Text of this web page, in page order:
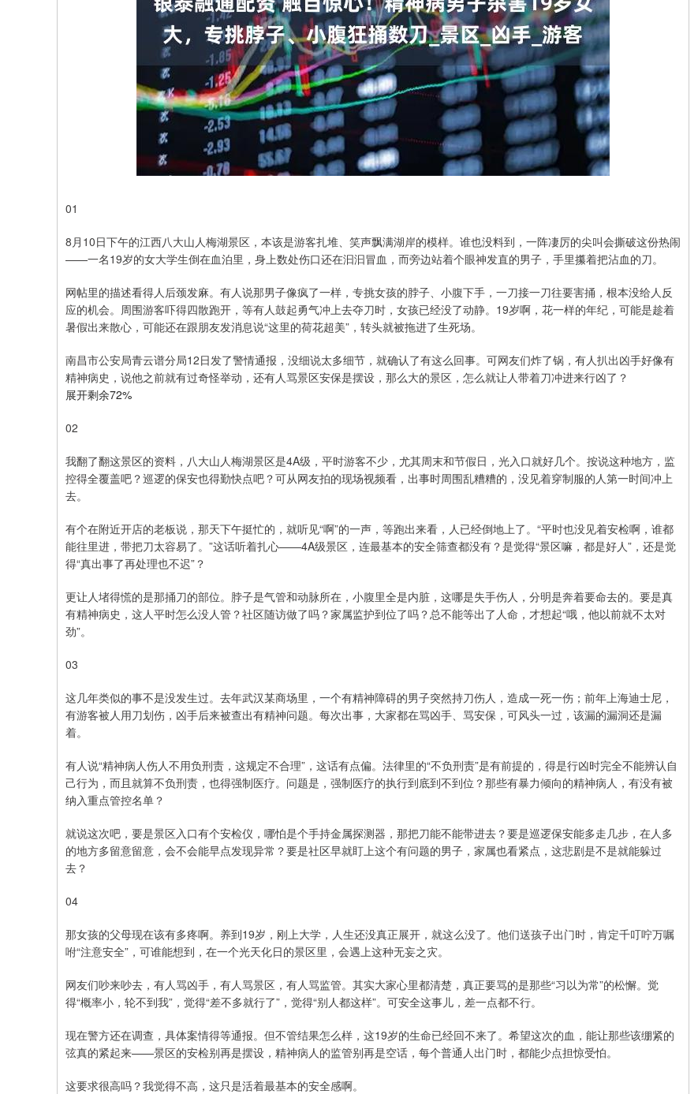
01
8月10日下午的江西八大山人梅湖景区，本该是游客扎堆、笑声飘满湖岸的模样。谁也没料到，一阵凄厉的尖叫会撕破这份热闹
——一名19岁的女大学生倒在血泊里，身上数处伤口还在汩汩冒血，而旁边站着个眼神发直的男子，手里攥着把沾血的刀。
网帖里的描述看得人后颈发麻。有人说那男子像疯了一样，专挑女孩的脖子、小腹下手，一刀接一刀往要害捅，根本没给人反
应的机会。周围游客吓得四散跑开，等有人鼓起勇气冲上去夺刀时，女孩已经没了动静。19岁啊，花一样的年纪，可能是趁着
暑假出来散心，可能还在跟朋友发消息说“这里的荷花超美”，转头就被拖进了生死场。
南昌市公安局青云谱分局12日发了警情通报，没细说太多细节，就确认了有这么回事。可网友们炸了锅，有人扒出凶手好像有
精神病史，说他之前就有过奇怪举动，还有人骂景区安保是摆设，那么大的景区，怎么就让人带着刀冲进来行凶了？
展开剩余72%
02
我翻了翻这景区的资料，八大山人梅湖景区是4A级，平时游客不少，尤其周末和节假日，光入口就好几个。按说这种地方，监
控得全覆盖吧？巡逻的保安也得勤快点吧？可从网友拍的现场视频看，出事时周围乱糟糟的，没见着穿制服的人第一时间冲上
去。
有个在附近开店的老板说，那天下午挺忙的，就听见“啊”的一声，等跑出来看，人已经倒地上了。“平时也没见着安检啊，谁都
能往里进，带把刀太容易了。”这话听着扎心——4A级景区，连最基本的安全筛查都没有？是觉得“景区嘛，都是好人”，还是觉
得“真出事了再处理也不迟”？
更让人堵得慌的是那捅刀的部位。脖子是气管和动脉所在，小腹里全是内脏，这哪是失手伤人，分明是奔着要命去的。要是真
有精神病史，这人平时怎么没人管？社区随访做了吗？家属监护到位了吗？总不能等出了人命，才想起“哦，他以前就不太对
劲”。
03
这几年类似的事不是没发生过。去年武汉某商场里，一个有精神障碍的男子突然持刀伤人，造成一死一伤；前年上海迪士尼，
有游客被人用刀划伤，凶手后来被查出有精神问题。每次出事，大家都在骂凶手、骂安保，可风头一过，该漏的漏洞还是漏
着。
有人说“精神病人伤人不用负刑责，这规定不合理”，这话有点偏。法律里的“不负刑责”是有前提的，得是行凶时完全不能辨认自
己行为，而且就算不负刑责，也得强制医疗。问题是，强制医疗的执行到底到不到位？那些有暴力倾向的精神病人，有没有被
纳入重点管控名单？
就说这次吧，要是景区入口有个安检仪，哪怕是个手持金属探测器，那把刀能不能带进去？要是巡逻保安能多走几步，在人多
的地方多留意留意，会不会能早点发现异常？要是社区早就盯上这个有问题的男子，家属也看紧点，这悲剧是不是就能躲过
去？
04
那女孩的父母现在该有多疼啊。养到19岁，刚上大学，人生还没真正展开，就这么没了。他们送孩子出门时，肯定千叮咛万嘱
咐“注意安全”，可谁能想到，在一个光天化日的景区里，会遇上这种无妄之灾。
网友们吵来吵去，有人骂凶手，有人骂景区，有人骂监管。其实大家心里都清楚，真正要骂的是那些“习以为常”的松懈。觉
得“概率小，轮不到我”，觉得“差不多就行了”，觉得“别人都这样”。可安全这事儿，差一点都不行。
现在警方还在调查，具体案情得等通报。但不管结果怎么样，这19岁的生命已经回不来了。希望这次的血，能让那些该绷紧的
弦真的紧起来——景区的安检别再是摆设，精神病人的监管别再是空话，每个普通人出门时，都能少点担惊受怕。
这要求很高吗？我觉得不高，这只是活着最基本的安全感啊。